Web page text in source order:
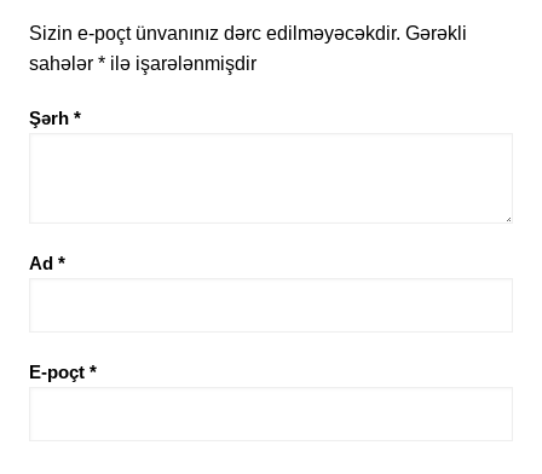
Sizin e-poçt ünvanınız dərc edilməyəcəkdir. Gərəkli
sahələr *ilə işarələnmişdir
Şərh *
Ad *
E-poçt *